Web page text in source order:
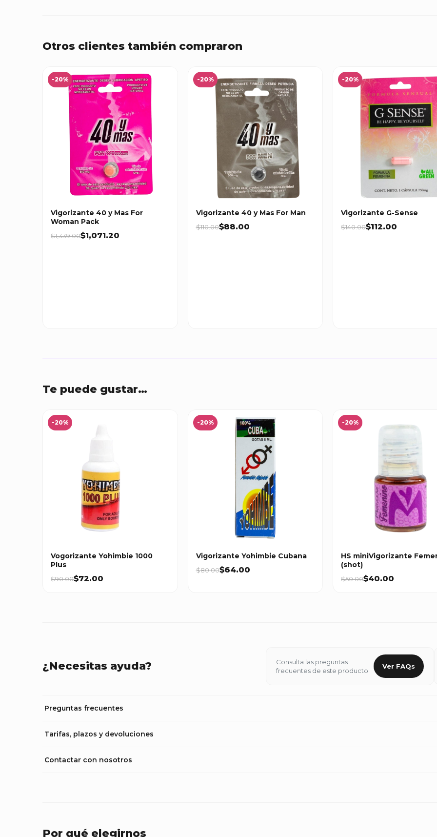
Otros clientes también compraron
-20%
Vigorizante 40 y Mas For
Woman Pack
$1,339.00$1,071.20
-20%
Vigorizante 40 y Mas For Man
$110.00$88.00
-20%
Vigorizante G-Sense
$140.00$112.00
Te puede gustar…
-20%
Vogorizante Yohimbie 1000
Plus
$90.00$72.00
-20%
Vigorizante Yohimbie Cubana
$80.00$64.00
-20%
HS miniVigorizante
(shot)
$50.00$40.00
¿Necesitas ayuda?
Consulta las preguntas
frecuentes de este producto
Ver FAQs
Preguntas frecuentes
Tarifas, plazos y devoluciones
Contactar con nosotros
Por qué elegirnos